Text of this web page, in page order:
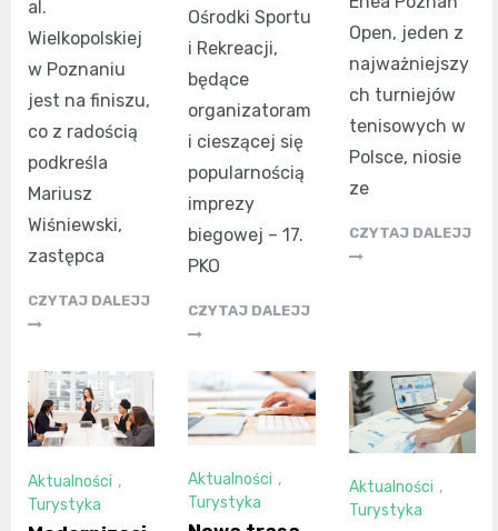
al.
Wielkopolskiej
w Poznaniu
jest na finiszu,
co z radością
podkreśla
Mariusz
Wiśniewski,
zastępca
CZYTAJ DALEJJ
Ośrodki Sportu
i Rekreacji,
będące
organizatoram
i cieszącej się
popularnością
imprezy
biegowej – 17.
PKO
CZYTAJ DALEJJ
Open, jeden z
najważniejszy
ch turniejów
tenisowych w
Polsce, niosie
ze
CZYTAJ DALEJJ
Aktualności ,
Turystyka
Aktualności ,
Turystyka
Aktualności ,
Turystyka